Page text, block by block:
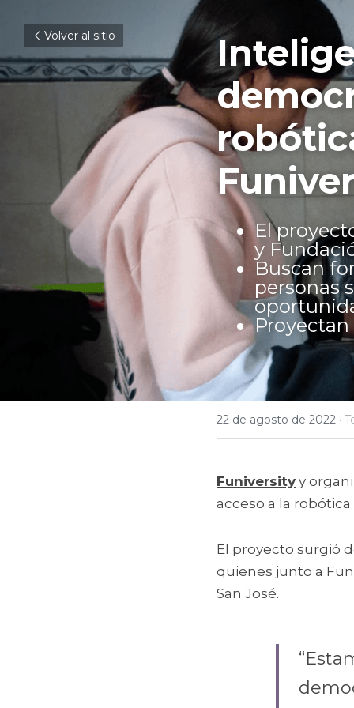
Volver al sitio
El
y
Buscan
personas
22 de agosto de 2022 ·
Funiversity y
acceso a la
El proyecto surgió
quienes junto a
San José.